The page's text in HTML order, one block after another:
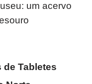
um acervo
de Tabletes